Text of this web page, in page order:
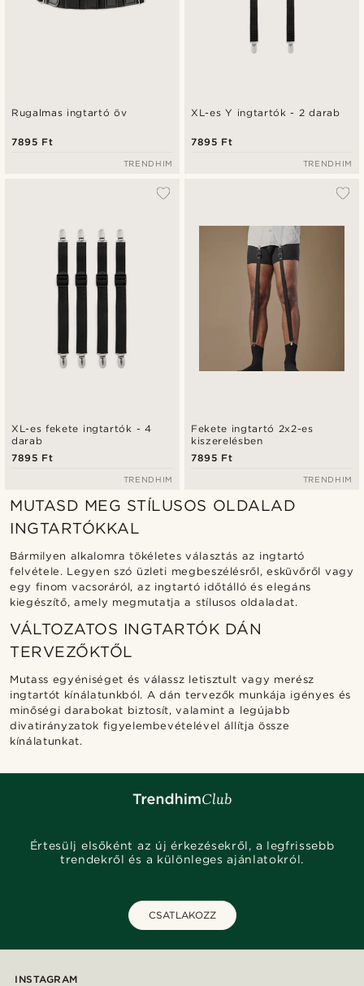
Rugalmas ingtartó öv
7895 Ft
TRENDHIM
XL-es Y ingtartók - 2 darab
7895 Ft
TRENDHIM
XL-es fekete ingtartók - 4
darab
7895 Ft
TRENDHIM
Fekete ingtartó 2x2-es
kiszerelésben
7895 Ft
TRENDHIM
MUTASD MEG STÍLUSOS OLDALAD
INGTARTÓKKAL
Bármilyen alkalomra tökéletes választás az ingtartó
felvétele. Legyen szó üzleti megbeszélésről, esküvőről vagy
egy finom vacsoráról, az ingtartó időtálló és elegáns
kiegészítő, amely megmutatja a stílusos oldaladat.
VÁLTOZATOS INGTARTÓK DÁN
TERVEZŐKTŐL
Mutass egyéniséget és válassz letisztult vagy merész
ingtartót kínálatunkból. A dán tervezők munkája igényes és
minőségi darabokat biztosít, valamint a legújabb
divatirányzatok figyelembevételével állítja össze
kínálatunkat.
Értesülj elsőként az új érkezésekről, a legfrissebb
trendekről és a különleges ajánlatokról.
CSATLAKOZZ
INSTAGRAM